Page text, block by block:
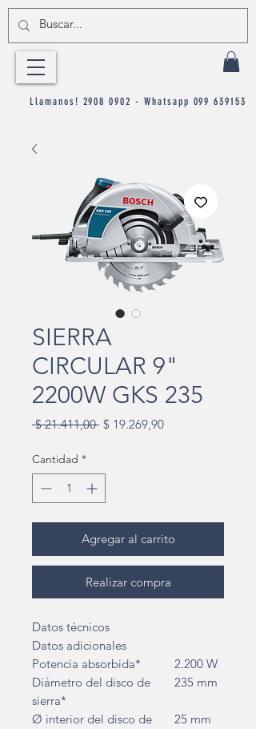
Llamanos! 2908 0902 - Whatsapp 099 639153
SIERRA
CIRCULAR 9"
2200W GKS 235
$ 21.411,00 Precio
$ 19.269,90Precio
Cantidad *
Agregar al carrito
Realizar compra
Datos técnicos
Datos adicionales
Potencia absorbida*
2.200 W
Diámetro del disco de
sierra*
235 mm
Ø interior del disco de
25 mm